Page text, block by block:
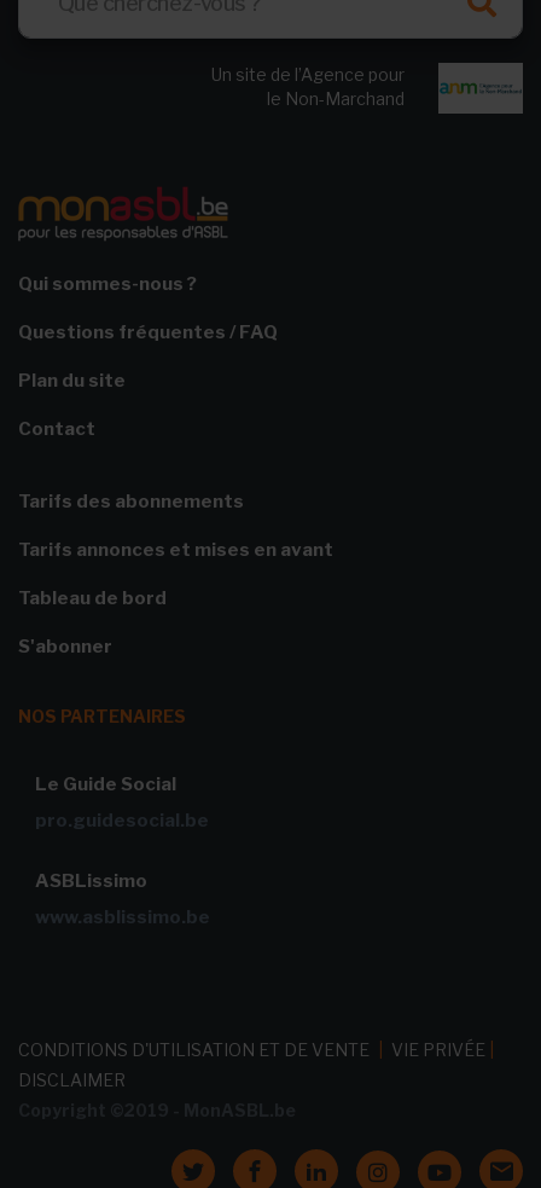
Un site de l’Agence pour
le Non-Marchand
Qui sommes-nous ?
Questions fréquentes / FAQ
Plan du site
Contact
Tarifs des abonnements
Tarifs annonces et mises en avant
Tableau de bord
S'abonner
NOS PARTENAIRES
Le Guide Social
pro.guidesocial.be
ASBLissimo
www.asblissimo.be
CONDITIONS D'UTILISATION ET DE VENTE VIE PRIVÉE
DISCLAIMER